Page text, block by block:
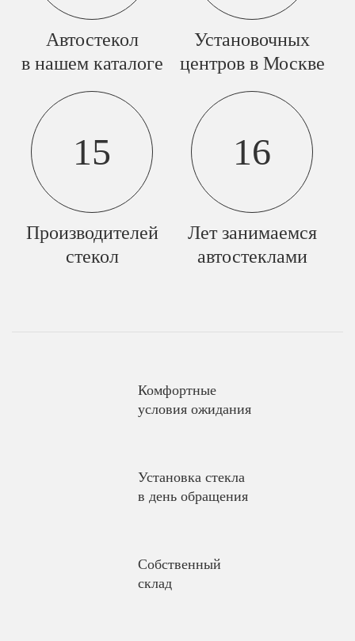
Автостекол
в нашем каталоге
Установочных
центров в Москве
15
Производителей
стекол
16
Лет занимаемся
автостеклами
Комфортные
условия ожидания
Установка стекла
в день обращения
Собственный
склад